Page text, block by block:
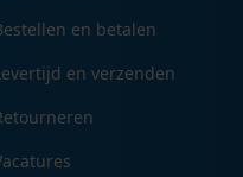
en betalen
en verzenden